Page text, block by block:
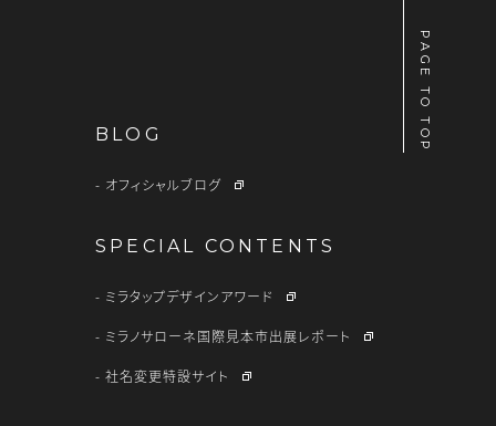
PAGE TO TOP
BLOG
オフィシャルブログ
SPECIAL CONTENTS
ミラタップデザインアワード
ミラノサローネ国際見本市出展レポート
社名変更特設サイト